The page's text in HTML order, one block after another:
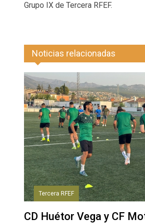
Grupo IX de Tercera RFEF.
Noticias relacionadas
Tercera RFEF
CD Huétor Vega y CF